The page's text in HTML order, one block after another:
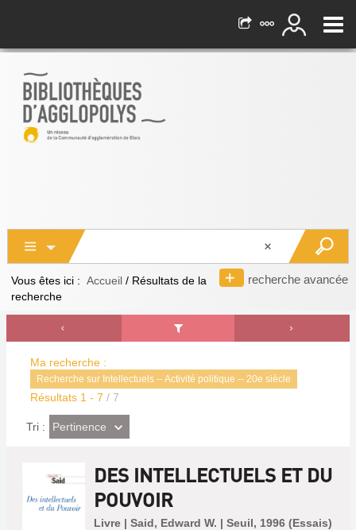
recherche avancée
Vous êtes ici : Accueil / Résultats de la
recherche
Ma recherche :
Recherche sur Intellectuels -- Activité politique -- 20e siècle
Résultats 1 - 7 / 7
Tri : (Effet
imédiat)
Pertinence
DES INTELLECTUELS ET DU
POUVOIR
Livre | Said, Edward W. | Seuil, 1996 (Essais)